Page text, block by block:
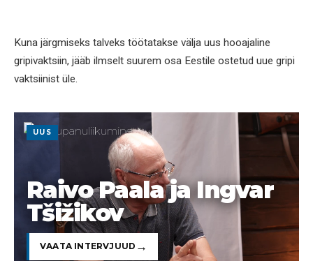
Kuna järgmiseks talveks töötatakse välja uus hooajaline
gripivaktsiin, jääb ilmselt suurem osa Eestile ostetud uue gripi
vaktsiinist üle.
UUS
Raivo Paala ja Ingvar
Tšižikov
VAATA INTERVJUUD